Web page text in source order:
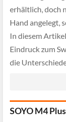
erhältlich, doch
Hand angelegt,
In diesem
Eindruck zum
die
SOYO M4